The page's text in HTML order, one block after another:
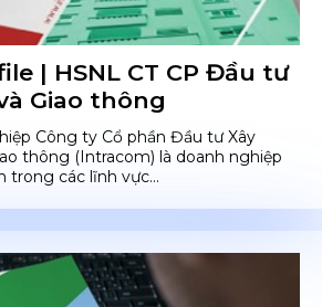
| HSNL CT CP Đầu tư
Giao thông
Công ty Cổ phần Đầu tư Xây
thông (Intracom) là doanh nghiệp
trong các lĩnh vực...